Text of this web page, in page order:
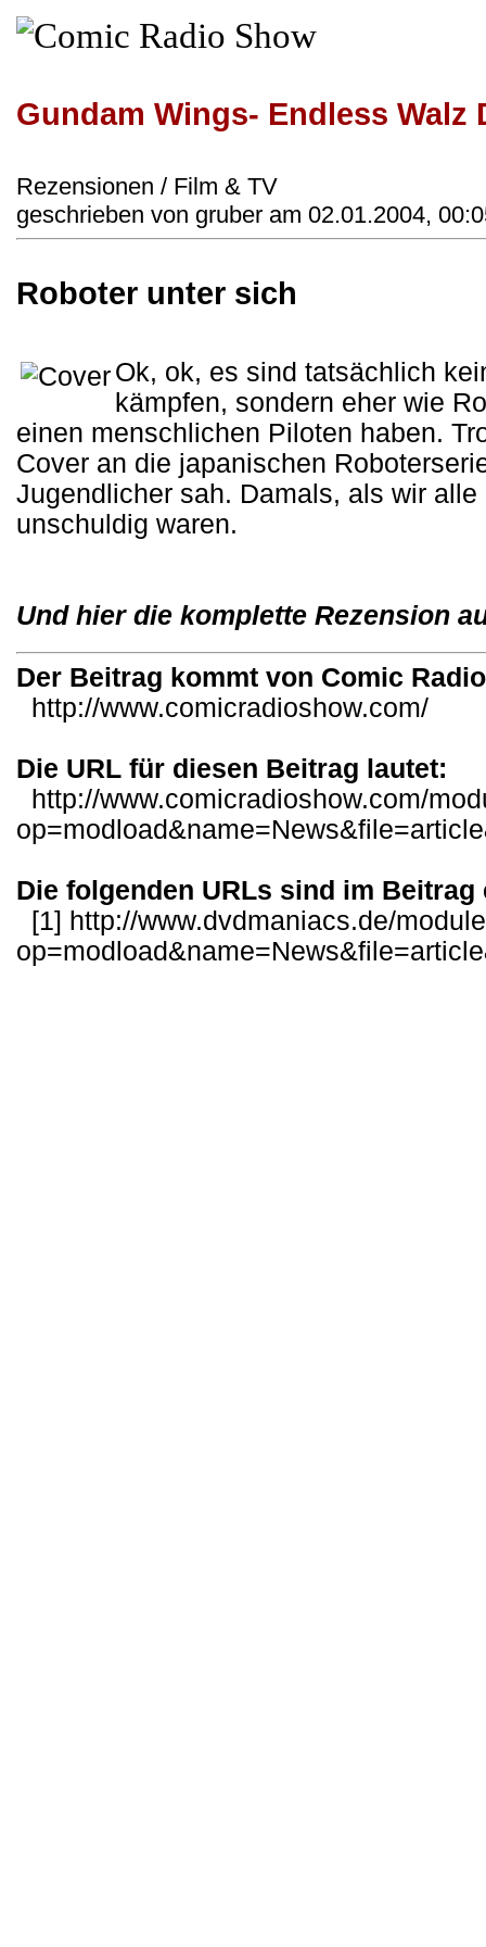
Gundam Wings- Endless Walz
Rezensionen / Film & TV
geschrieben von gruber am 02.01.2004,
Roboter unter sich
Ok, ok, es sind tatsächlich
kämpfen, sondern eher wie
einen menschlichen Piloten haben.
Cover an die japanischen
Jugendlicher sah. Damals, als wir
unschuldig waren.
Und hier die komplette Rezension
Der Beitrag kommt von Comic
http://www.comicradioshow.com/
Die URL für diesen Beitrag lautet:
http://www.comicradioshow.com/
Die folgenden URLs sind im Beitrag
[1] http://www.dvdmaniacs.de/